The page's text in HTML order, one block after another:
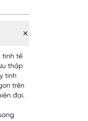
tinh tế
thập
tinh
trên
đại.